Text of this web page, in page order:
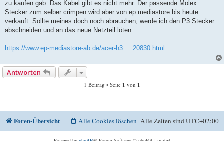
zu kaufen gab. Das Kabel gibt es nicht mehr. Der passende Molex
Stecker zum selber crimpen wird aber von ep mediastore bis heute
verkauft. Sollte meines doch noch abrauchen, werde ich den P3 Stecker
abschneiden und an das neue Netzteil löten.
https://www.ep-mediastore-ab.de/acer-h3 ... 20830.html
Antworten
1 Beitrag • Seite 1 von 1
Foren-Übersicht Alle Zeiten sindUTC+02:00
Alle Cookies löschen